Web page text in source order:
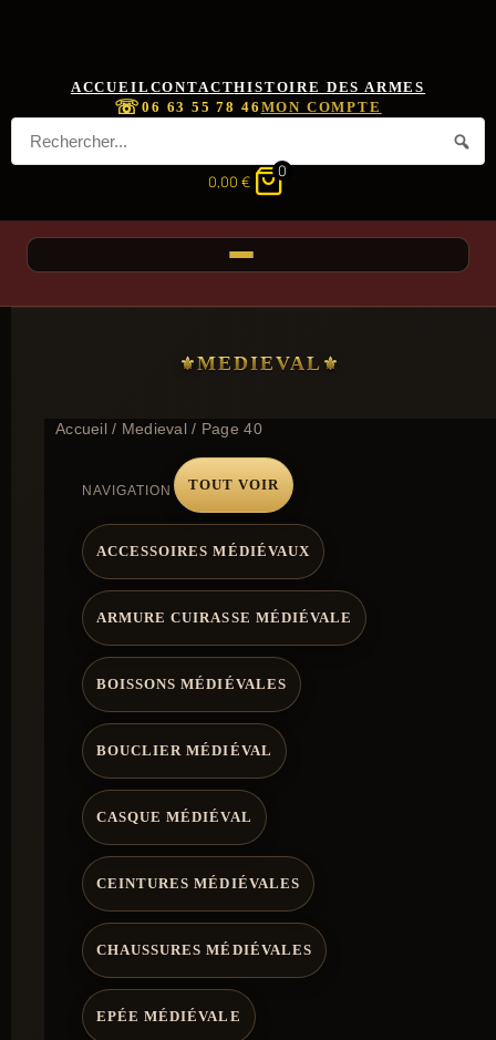
ACCUEIL CONTACTHISTOIRE DES ARMES
☏06 63 55 78 46 MON COMPTE
0,00 €
0
MEDIEVAL
Accueil/ Medieval / Page 40
NAVIGATION TOUT VOIR
ACCESSOIRES MÉDIÉVAUX
ARMURE CUIRASSE MÉDIÉVALE
BOISSONS MÉDIÉVALES
BOUCLIER MÉDIÉVAL
CASQUE MÉDIÉVAL
CEINTURES MÉDIÉVALES
CHAUSSURES MÉDIÉVALES
EPÉE MÉDIÉVALE